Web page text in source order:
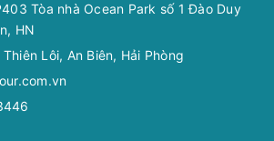
Tòa nhà Ocean Park số 1 Đào Duy
HN
Thiên Lôi, An Biên, Hải Phòng